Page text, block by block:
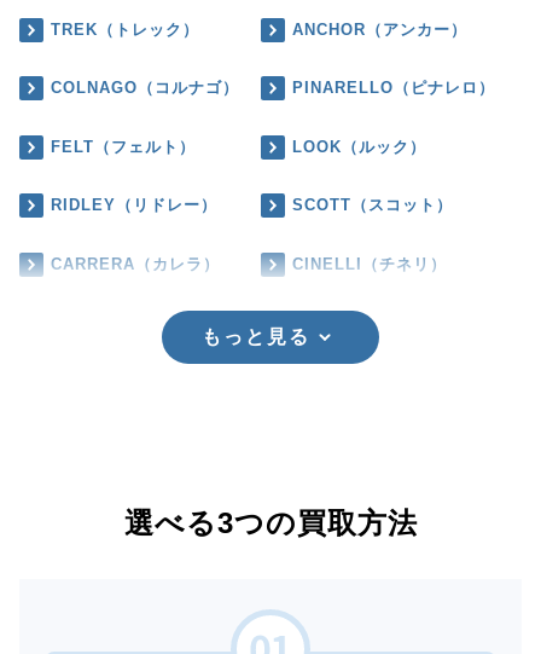
TREK（トレック） ANCHOR（アンカー）
COLNAGO（コルナゴ） PINARELLO（ピナレロ）
FELT（フェルト） LOOK（ルック）
RIDLEY（リドレー） SCOTT（スコット）
CARRERA（カレラ） CINELLI（チネリ）
もっと見る
選べる3つの買取方法